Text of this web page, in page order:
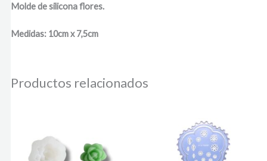
Molde de silicona flores.
Medidas: 10cm x 7,5cm
Productos relacionados